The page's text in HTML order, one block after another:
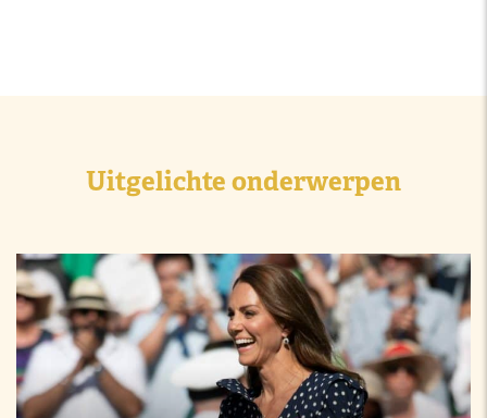
Uitgelichte onderwerpen